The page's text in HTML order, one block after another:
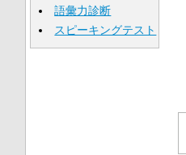
語彙力診断
スピーキングテスト